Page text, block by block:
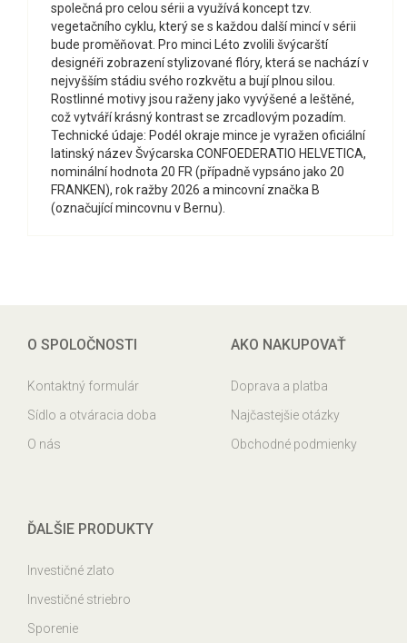
společná pro celou sérii a využívá koncept tzv.
vegetačního cyklu, který se s každou další mincí v sérii
bude proměňovat. Pro minci Léto zvolili švýcarští
designéři zobrazení stylizované flóry, která se nachází v
nejvyšším stádiu svého rozkvětu a bují plnou silou.
Rostlinné motivy jsou raženy jako vyvýšené a leštěné,
což vytváří krásný kontrast se zrcadlovým pozadím.
Technické údaje: Podél okraje mince je vyražen oficiální
latinský název Švýcarska CONFOEDERATIO HELVETICA,
nominální hodnota 20 FR (případně vypsáno jako 20
FRANKEN), rok ražby 2026 a mincovní značka B
(označující mincovnu v Bernu).
O SPOLOČNOSTI
Kontaktný formulár
Sídlo a otváracia doba
O nás
AKO NAKUPOVAŤ
Doprava a platba
Najčastejšie otázky
Obchodné podmienky
ĎALŠIE PRODUKTY
Investičné zlato
Investičné striebro
Sporenie